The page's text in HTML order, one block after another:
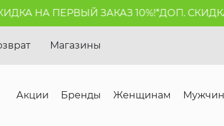
НА ПЕРВЫЙ ЗАКАЗ 10%!*ДОП. СКИДКА
Магазины
Акции Бренды Женщинам